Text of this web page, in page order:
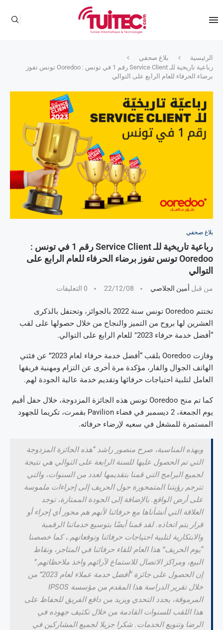
الرئيسية
بلاغ صحفي
رباعية تاريخية للـ Service Client رقم 1 في تونس : Ooredoo تونس تفوز
برضاء الحرفاء للعام الرابع على التوالي
بلاغ صحفي
رباعية تاريخية للـ Service Client رقم 1 في تونس :
Ooredoo تونس تفوز برضاء الحرفاء للعام الرابع على
التوالي
من قبل أمين الجلاصي 22/12/08 0 التعليقات
تختتم Ooredoo تونس سنة 2022 بالجوائز، وتحتفل بالذكرى
العشرين لها بروح من التميز والنجاح من خلال حصولها على لقب
“أفضل خدمة حرفاء 2023″ للعام الرابع على التوالي.
وفازت Ooredoo بلقب “أفضل خدمة حرفاء لعام 2023” عن فئتي
الهاتف الجوال والقار، مؤكدة مرة أخرى عن التزام ومهنية فريقها
العامل لتلبية احتياجات حرفائها وتقديم خدمة عالية الجودة لهم.
كما تم منح Ooredoo تونس هذه الجائزة المزدوجة، خلال حفل أقيم
يوم الجمعة، 2 ديسمبر في فضاء Pavilion بقمرت، تكريما للجهود
المستمرة للمشغل في سعيه لإرضاء حرفائه.
وبهذه المناسبة، صرح منصور راشد “هذه الجائزة المزدوجة
التي تم الحصول عليها للسنة الرابعة على التوالي هي نتيجة
لجميع البرامج التي قمنا بتقديمها لعدد من السنوات، والتي
تترجم رؤيتنا المتمحورة حول الحريف إلى إجراءات ملموسة
على أرض الواقع. بالإضافة إلى الجودة الممتازة، توجد
العلاقة التي أنشأناها مع حرفائنا لأنهم هم محور أي إجراء أو
قرار يتم اتخاذه. لقد قمنا أيضًا بتوسيع خدماتنا الرقمية
والابتكارية لتلبية احتياجات حرفائنا وتوقعاتهم.، كما خصصنا
“يوم الحريف” هذا العام للقاء حرفائنا في المتاجر، ونقاط
البيع، ومراكز الاتصال للاستماع لآرائهم واخذ ملاحظاتهم.”
إن الحصول على جائزة “أفضل خدمة عملاء لعام 2023” من
خلال تقرير الدراسة هذا المقدم من مؤسسة IPSOS
المرموقة، يجدد التحدي ويزيد من دافع الفريق للحفاظ على
هذا اللقب للسنوات القادمة من خلال تكثيف جهوده في
الرضا وتنويع الخدمات. شكرا جزيلا لجميع المشاركين في